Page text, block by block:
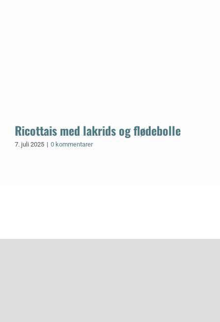
Ricottais med lakrids og flødebolle
7. juli 2025 | 0 kommentarer